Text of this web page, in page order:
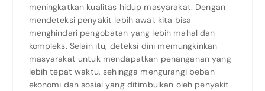
meningkatkan kualitas hidup masyarakat. Dengan
mendeteksi penyakit lebih awal, kita bisa
menghindari pengobatan yang lebih mahal dan
kompleks. Selain itu, deteksi dini memungkinkan
masyarakat untuk mendapatkan penanganan yang
lebih tepat waktu, sehingga mengurangi beban
ekonomi dan sosial yang ditimbulkan oleh penyakit